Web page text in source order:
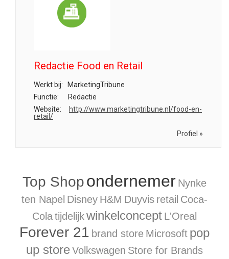
Redactie Food en Retail
Werkt bij:
MarketingTribune
Functie:
Redactie
Website:
http://www.marketingtribune.nl/food-en-
retail/
Profiel »
Top Shopondernemer Nynke
ten Napel Disney H&M Duyvis retail Coca-
Colatijdelijkwinkelconcept L'Oreal
Forever 21 brand store Microsoft pop
up storeVolkswagen Store for Brands